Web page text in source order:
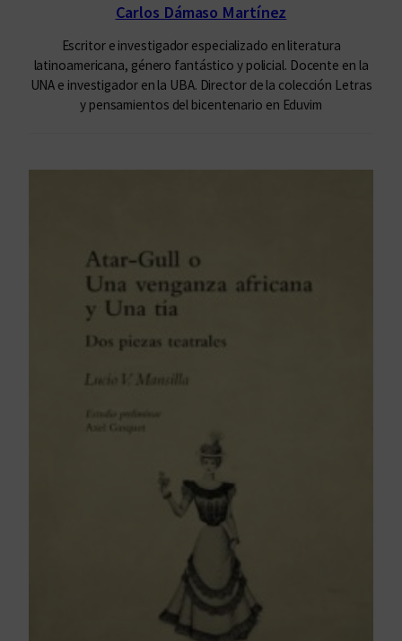
Carlos Dámaso Martínez
Escritor e investigador especializado en literatura
latinoamericana, género fantástico y policial. Docente en la
UNA e investigador en la UBA. Director de la colección Letras
y pensamientos del bicentenario en Eduvim